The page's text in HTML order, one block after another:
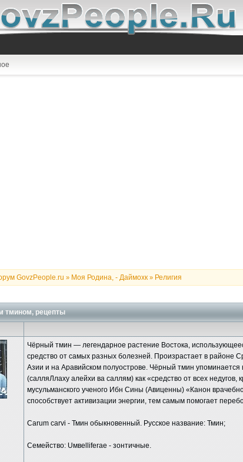
GovzPeople.ru » Моя Родина, - Даймохк » Религия
тмином, рецепты
Чёрный тмин — легендарное растение Востока,
средство от самых разных болезней. Произрастает в районе
Азии и на Аравийском полуострове. Чёрный тмин
(салляЛлаху алейхи ва саллям) как «средство от всех недугов,
мусульманского ученого Ибн Сины (Авиценны) «Канон
способствует активизации энергии, тем самым помогает
Carum carvi - Тмин обыкновенный. Русское название: Тмин;
Семейство: Uмвеlliferae - зонтичные.